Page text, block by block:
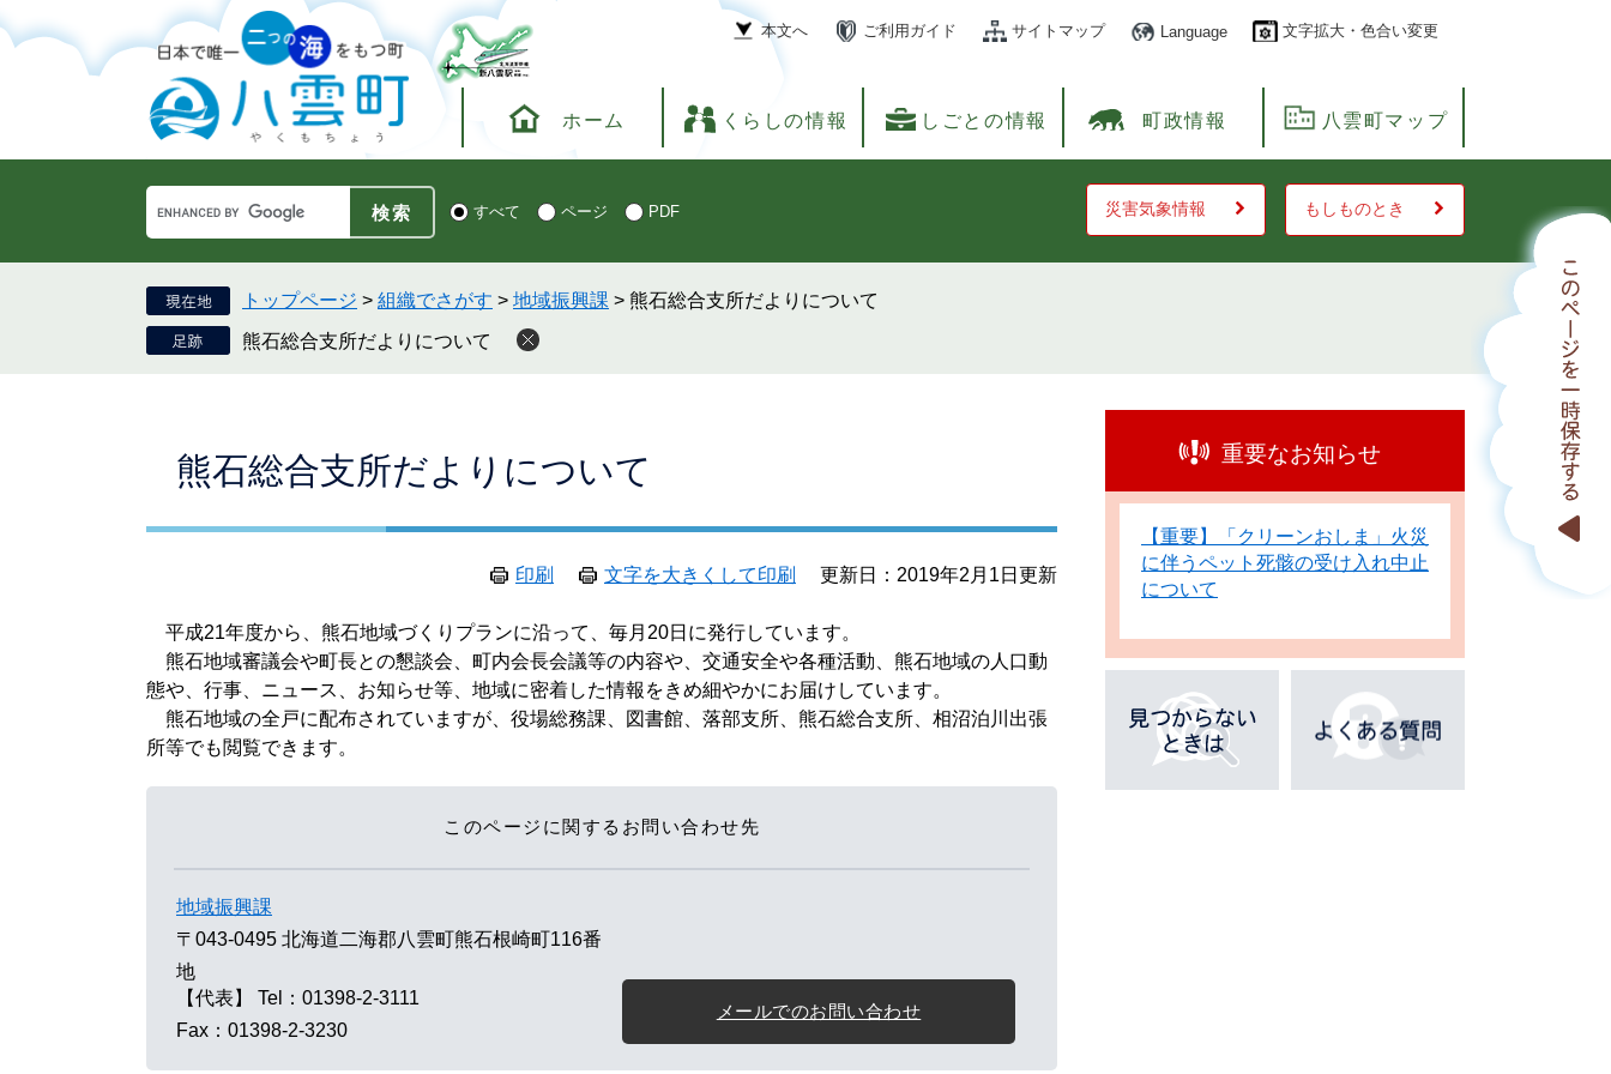
ー
で
ニ
ば
文
本文へ ご利用ガイド サイトマップ Language 文字拡大・色合い変更
ホーム くらしの情報 しごとの情報 町政情報 八雲町マップ
Google
カ
ス
タ
ム
検
検 すべて ページ PDF 災害気象情報 もしものとき
トップページ > 組織でさがす > 地域振興課 > 熊石総合支所だよりについて
熊石総合支所だよりについて
熊石総合支所だよりについて
印刷 文字を大きくして印刷 更新日：2019年2月1日更新
平成21年度から、熊石地域づくりプランに沿って、毎月20日に発行しています。
熊石地域審議会や町長との懇談会、町内会長会議等の内容や、交通安全や各種活動、熊石地域の人口動
態や、行事、ニュース、お知らせ等、地域に密着した情報をきめ細やかにお届けしています。
熊石地域の全戸に配布されていますが、役場総務課、図書館、落部支所、熊石総合支所、相沼泊川出張
所等でも閲覧できます。
このページに関するお問い合わせ先
地域振興課
〒043-0495 北海道二海郡八雲町熊石根崎町116番
地
【代表】
Tel：01398-2-3111
Fax：01398-2-3230
メールでのお問い合わせ
重要なお知らせ
【重要】「クリーンおしま」火災
に伴うペット死骸の受け入れ中止
について